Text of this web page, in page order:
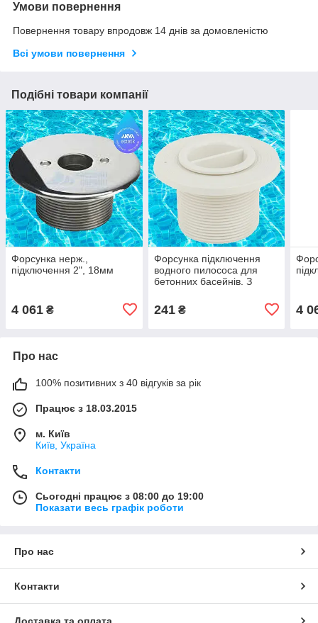
Умови повернення
Повернення товару впродовж 14 днів за домовленістю
Всі умови повернення
Подібні товари компанії
Форсунка нерж.,
підключення 2", 18мм
4 061 ₴
Форсунка підключення
водного пилососа для
бетонних басейнів. З
внутрішнім різьбленням 1
1/2"
241₴ 4
Про нас
100% позитивних з 40 відгуків за рік
Працює з 18.03.2015
м. Київ
Київ, Україна
Контакти
Сьогодні працює з 08:00 до 19:00
Показати весь графік роботи
Про нас
Контакти